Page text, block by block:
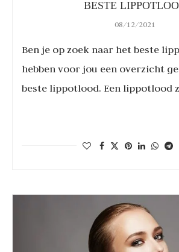
BESTE
08/12/2021
Ben je op zoek naar het beste
hebben voor jou een overzicht
beste lippotlood. Een lippotlood